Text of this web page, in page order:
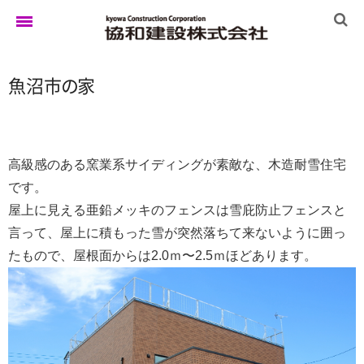
ホーム
実例集
ブログ
イベント
魚沼市の家
高級感のある窯業系サイディングが素敵な、木造耐雪住宅
です。
屋上に見える亜鉛メッキのフェンスは雪庇防止フェンスと
言って、屋上に積もった雪が突然落ちて来ないように囲っ
たもので、屋根面からは2.0ｍ〜2.5ｍほどあります。